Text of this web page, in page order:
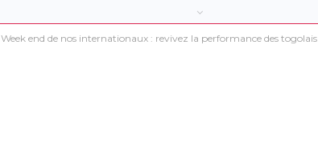
Week end de nos internationaux : revivez la performance des togolais